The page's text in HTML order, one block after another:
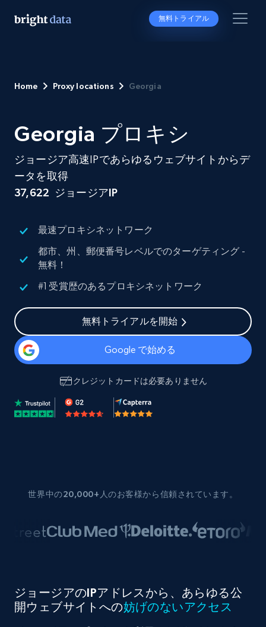
無料トライアル
Home Proxy locations Georgia
Georgia プロキシ
ジョージア高速IPであらゆるウェブサイトからデ
ータを取得
37,622 ジョージアIP
最速プロキシネットワーク
都市、州、郵便番号レベルでのターゲティング -
無料！
#1 受賞歴のあるプロキシネットワーク
無料トライアルを開始
Google で始める
クレジットカードは必要ありません
世界中の20,000+人のお客様から信頼されています。
ジョージアのIPアドレスから、あらゆる公
開ウェブサイトへの妨げのないアクセス